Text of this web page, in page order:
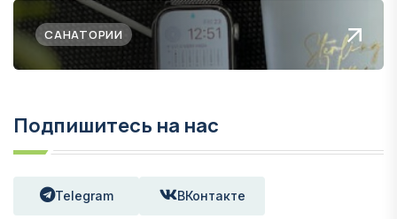
САНАТОРИИ
Подпишитесь на нас
Telegram ВКонтакте